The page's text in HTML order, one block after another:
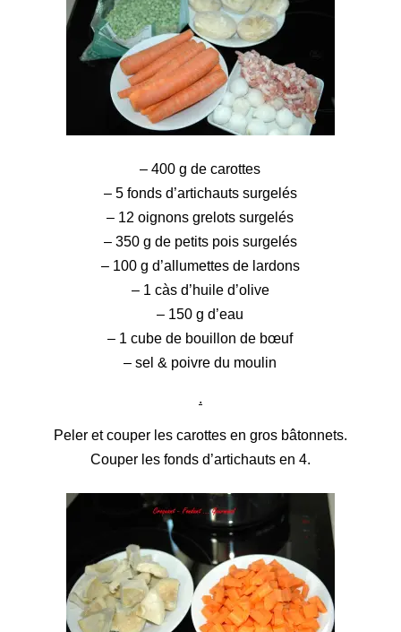
– 400 g de carottes
– 5 fonds d’artichauts surgelés
– 12 oignons grelots surgelés
– 350 g de petits poissurgelés
– 100 g d’allumettes de lardons
– 1 càs d’huile d’olive
– 150 g d’eau
– 1 cube de bouillon de bœuf
– sel & poivre du moulin
.
Peler et couper les carottes en gros bâtonnets.
Couper les fonds d’artichauts en 4.